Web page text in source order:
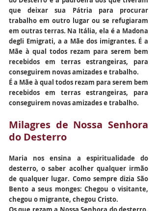
que deixar sua Pátria para procurar
trabalho em outro lugar ou se refugiaram
em outras terras. Na Itália, ela é a Madona
degli Emigrati, a a Mãe dos imigrantes. É a
Mãe à qual todos rezam para serem bem
recebidos em terras estrangeiras, para
conseguirem novas amizades e trabalho.
É a Mãe à qual todos rezam para serem bem
recebidos em terras estrangeiras, para
conseguirem novas amizades e trabalho.
Milagres de Nossa Senhora
do Desterro
Maria nos ensina a espiritualidade do
desterro, o saber acolher qualquer irmão
de qualquer lugar. Como sempre dizia São
Bento a seus monges: Chegou o visitante,
chegou o migrante, chegou Cristo.